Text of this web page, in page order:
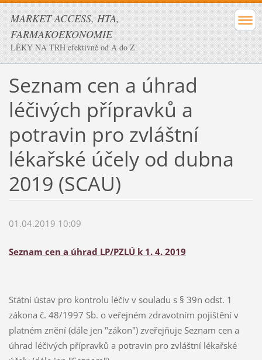
MARKET ACCESS, HTA,
FARMAKOEKONOMIE
LÉKY NA TRH efektivně od A do Z
Seznam cen a úhrad
léčivých přípravků a
potravin pro zvláštní
lékařské účely od dubna
2019 (SCAU)
01.04.2019 10:09
Seznam cen a úhrad LP/PZLÚ k 1. 4. 2019
Státní ústav pro kontrolu léčiv v souladu s § 39n odst. 1
zákona č. 48/1997 Sb. o veřejném zdravotním pojištění v
platném znění (dále jen "zákon") zveřejňuje Seznam cen a
úhrad léčivých přípravků a potravin pro zvláštní lékařské